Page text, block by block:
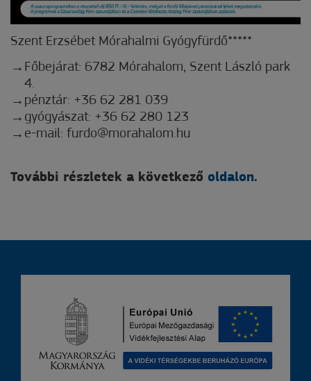
Szent Erzsébet Mórahalmi Gyógyfürdő*****
Főbejárat: 6782 Mórahalom, Szent László park
4.
pénztár: +36 62 281 039
gyógyászat: +36 62 280 123
e-mail: furdo@morahalom.hu
További részletek a következő oldalon.